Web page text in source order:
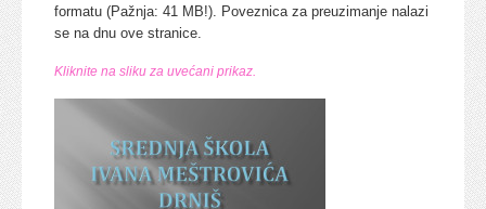
formatu (Pažnja: 41 MB!). Poveznica za preuzimanje nalazi
se na dnu ove stranice.
Kliknite na sliku za uvećani prikaz.